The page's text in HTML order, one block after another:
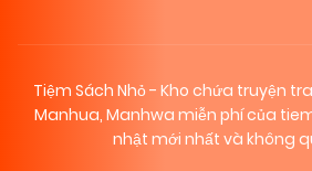
Tiệm Sách Nhỏ - Kho chứa truyện
Manhua, Manhwa miễn phí của
nhật mới nhất và không